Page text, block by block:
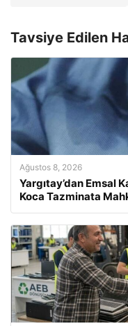
Tavsiye Edilen
Ağustos 8, 2026
Yargıtay’dan Emsal
Koca Tazminata